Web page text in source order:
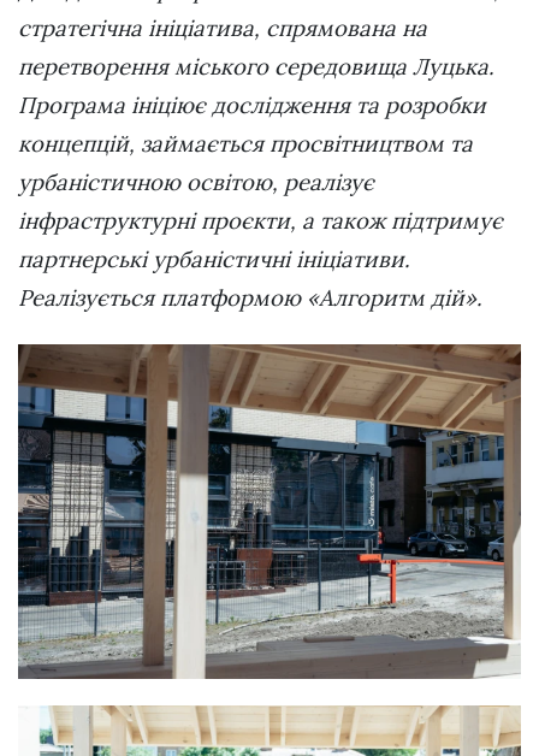
стратегічна ініціатива, спрямована на
перетворення міського середовища Луцька.
Програма ініціює дослідження та розробки
концепцій, займається просвітництвом та
урбаністичною освітою, реалізує
інфраструктурні проєкти, а також підтримує
партнерські урбаністичні ініціативи.
Реалізується платформою ­«Алгоритм дій».